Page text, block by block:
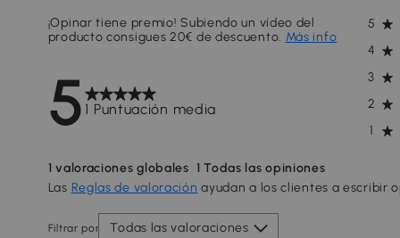
51 Puntuación media
¡Opinar tiene premio! Subiendo un vídeo del
producto consigues 20€ de descuento. Más info
1
2
3
4
5
1 valoraciones globales 1 Todas las opiniones
Las Reglas de valoración ayudan a los clientes a escribir
Filtrar por Todas las valoraciones